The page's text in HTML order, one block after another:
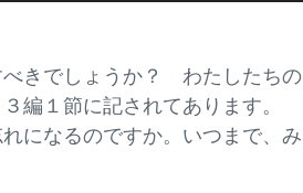
べきでしょうか？ わたしたちの
１節に記されてあります。
になるのですか。いつまで、み